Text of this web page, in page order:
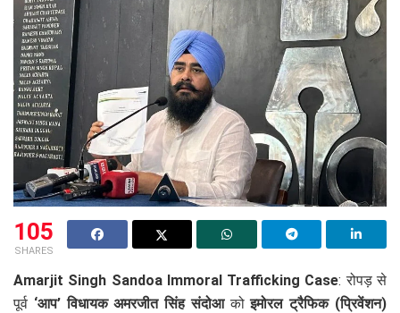
105
SHARES
Amarjit Singh Sandoa Immoral Trafficking Case: रोपड़ से
पूर्व ‘आप’ विधायक अमरजीत सिंह संदोआकोइमोरल ट्रैफिक (प्रिवेंशन)